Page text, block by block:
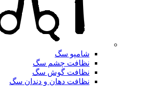
شامپو سگ
نظافت چشم سگ
نظافت گوش سگ
نظافت دهان و دندان سگ